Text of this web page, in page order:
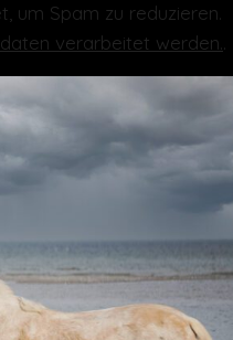
um Spam zu reduzieren.
verarbeitet werden.